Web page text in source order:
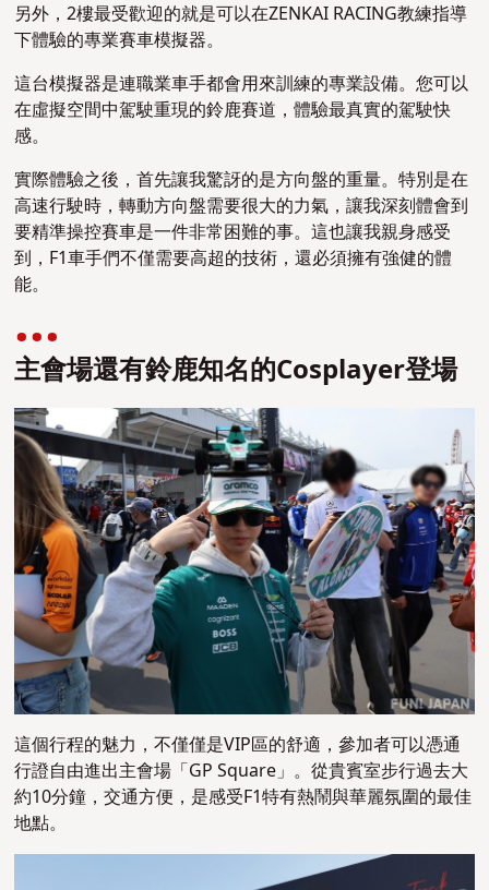
另外，2樓最受歡迎的就是可以在ZENKAI RACING教練指導
下體驗的專業賽車模擬器。
這台模擬器是連職業車手都會用來訓練的專業設備。您可以
在虛擬空間中駕駛重現的鈴鹿賽道，體驗最真實的駕駛快
感。
實際體驗之後，首先讓我驚訝的是方向盤的重量。特別是在
高速行駛時，轉動方向盤需要很大的力氣，讓我深刻體會到
要精準操控賽車是一件非常困難的事。這也讓我親身感受
到，F1車手們不僅需要高超的技術，還必須擁有強健的體
能。
主會場還有鈴鹿知名的Cosplayer登場
這個行程的魅力，不僅僅是VIP區的舒適，參加者可以憑通
行證自由進出主會場「GP Square」。從貴賓室步行過去大
約10分鐘，交通方便，是感受F1特有熱鬧與華麗氛圍的最佳
地點。